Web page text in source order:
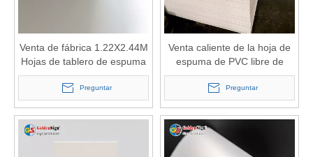
Venta de fábrica 1.22X2.44M
Hojas de tablero de espuma
de PVC de color blanco
Preguntar
Venta caliente de la hoja de
espuma de PVC libre de
impresión/impresión UV Hoja
de PVC Sintra/impresión de
tablero de plástico
Preguntar